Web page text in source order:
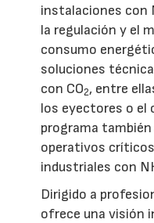
instalaciones con
la regulación y el
consumo
soluciones
con CO2, entre
los eyectores o el
programa
operativos
industriales con
Dirigido a
ofrece una visión